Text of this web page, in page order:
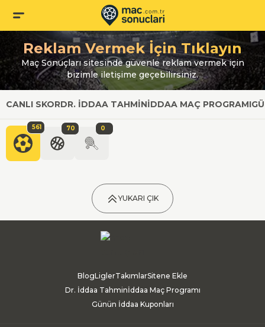
Reklam Vermek İçin Tıklayın
Maç Sonuçları sitesinde güvenle reklam vermek için
bizimle iletişime geçebilirsiniz.
CANLI SKORDR. İDDAA TAHMINİDDAA MAÇ PROGRAMI
561 70 0
YUKARI ÇIK
BlogLiglerTakımlarSitene Ekle
Dr. İddaa Tahminİddaa Maç Programı
Günün İddaa Kuponları